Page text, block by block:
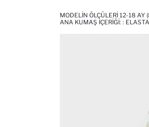
MODELIN ÖLÇÜLERI 12-18
ANA KUMAŞ İÇERIĞI: :